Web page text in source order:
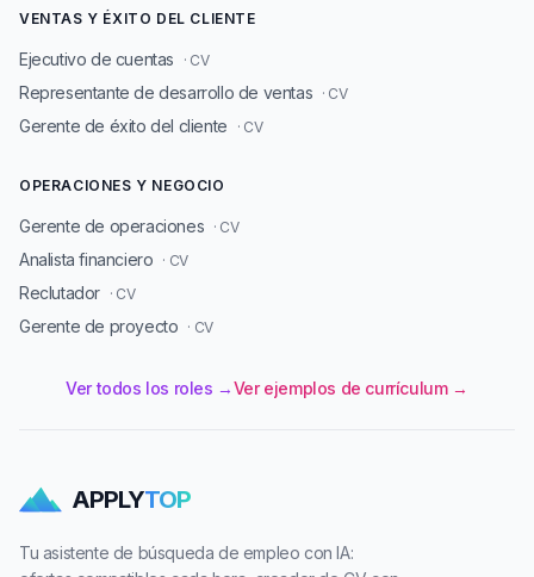
VENTAS Y ÉXITO DEL CLIENTE
Ejecutivo de cuentas · CV
Representante de desarrollo de ventas · CV
Gerente de éxito del cliente · CV
OPERACIONES Y NEGOCIO
Gerente de operaciones · CV
Analista financiero · CV
Reclutador · CV
Gerente de proyecto · CV
Ver todos los roles →Ver ejemplos de currículum →
APPLYTOP
Tu asistente de búsqueda de empleo con IA: